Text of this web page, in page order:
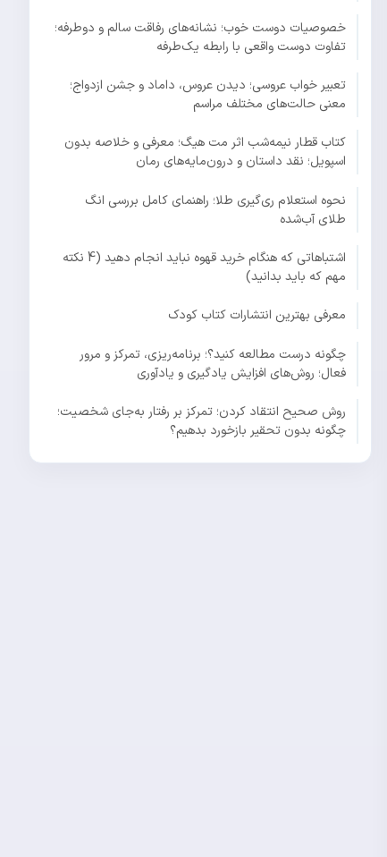
خصوصیات دوست خوب؛ نشانه‌های رفاقت سالم و دوطرفه؛
تفاوت دوست واقعی با رابطه یک‌طرفه
تعبیر خواب عروسی؛ دیدن عروس، داماد و جشن ازدواج؛
معنی حالت‌های مختلف مراسم
کتاب قطار نیمه‌شب اثر مت هیگ؛ معرفی و خلاصه بدون
اسپویل؛ نقد داستان و درون‌مایه‌های رمان
نحوه استعلام ری‌گیری طلا؛ راهنمای کامل بررسی انگ
طلای آب‌شده
اشتباهاتی که هنگام خرید قهوه نباید انجام دهید (4 نکته
مهم که باید بدانید)
معرفی بهترین انتشارات کتاب کودک
چگونه درست مطالعه کنید؟؛ برنامه‌ریزی، تمرکز و مرور
فعال؛ روش‌های افزایش یادگیری و یادآوری
روش صحیح انتقاد کردن؛ تمرکز بر رفتار به‌جای شخصیت؛
چگونه بدون تحقیر بازخورد بدهیم؟